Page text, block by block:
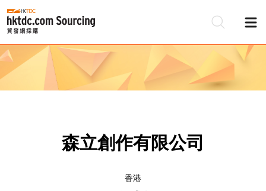
森立創作有限公司
香港